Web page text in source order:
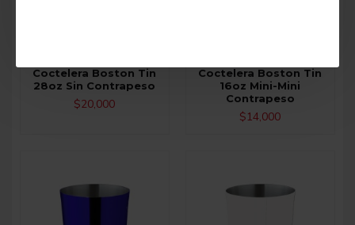
Coctelera Boston Tin
28oz Sin Contrapeso
$20,000
Coctelera Boston Tin
16oz Mini-Mini
Contrapeso
$14,000